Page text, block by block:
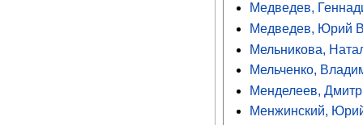
Медведев,
Медведев, Юрий
Мельникова,
Мельченко,
Менделеев,
Менжинский,